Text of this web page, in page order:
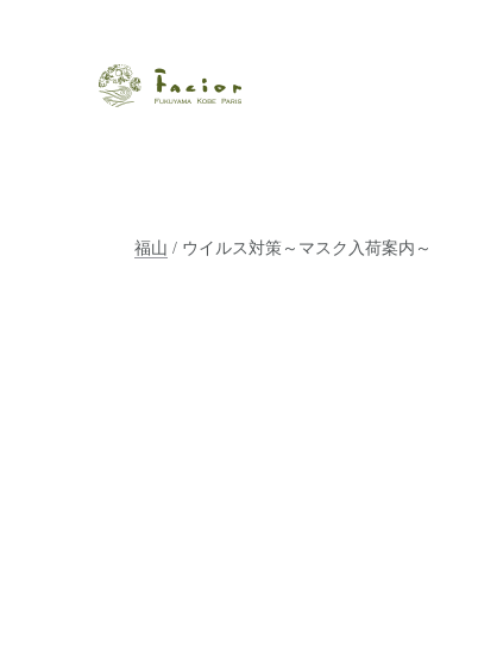
福山 / ウイルス対策～マスク入荷案内～